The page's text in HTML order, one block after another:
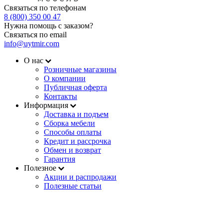
Связаться по телефонам
8 (800) 350 00 47
Нужна помощь с заказом?
Связаться по email
info@uytmir.com
О нас
Розничные магазины
О компании
Публичная оферта
Контакты
Информация
Доставка и подъем
Сборка мебели
Способы оплаты
Кредит и рассрочка
Обмен и возврат
Гарантия
Полезное
Акции и распродажи
Полезные статьи